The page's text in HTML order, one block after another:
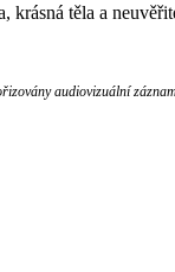
těla a
audiovizuální